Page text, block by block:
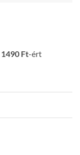
1490 Ft-ért